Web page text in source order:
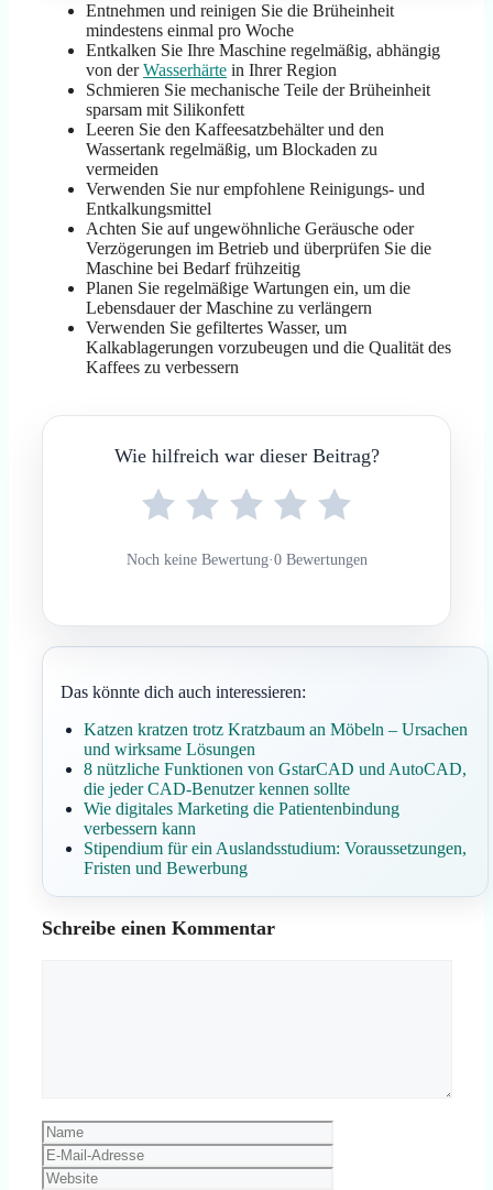
Entnehmen und reinigen Sie die Brüheinheit
mindestens einmal pro Woche
Entkalken Sie Ihre Maschine regelmäßig, abhängig
von derWasserhärte in Ihrer Region
Schmieren Sie mechanische Teile der Brüheinheit
sparsam mit Silikonfett
Leeren Sie den Kaffeesatzbehälter und den
Wassertank regelmäßig, um Blockaden zu
vermeiden
Verwenden Sie nur empfohlene Reinigungs- und
Entkalkungsmittel
Achten Sie auf ungewöhnliche Geräusche oder
Verzögerungen im Betrieb und überprüfen Sie die
Maschine bei Bedarf frühzeitig
Planen Sie regelmäßige Wartungen ein, um die
Lebensdauer der Maschine zu verlängern
Verwenden Sie gefiltertes Wasser, um
Kalkablagerungen vorzubeugen und die Qualität des
Kaffees zu verbessern
Wie hilfreich war dieser Beitrag?
Noch keine Bewertung·0 Bewertungen
Das könnte dich auch interessieren:
Katzen kratzen trotz Kratzbaum an Möbeln – Ursachen
und wirksame Lösungen
8 nützliche Funktionen von GstarCAD und AutoCAD,
die jeder CAD-Benutzer kennen sollte
Wie digitales Marketing die Patientenbindung
verbessern kann
Stipendium für ein Auslandsstudium: Voraussetzungen,
Fristen und Bewerbung
Schreibe einen Kommentar
Name
Mail-
Adresse